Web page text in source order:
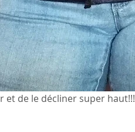
et de le décliner super haut!!!